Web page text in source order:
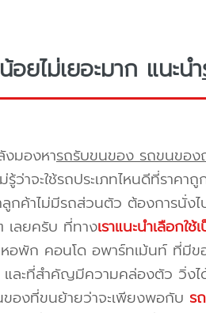
ยไม่เยอะมาก แนะนำ
งมองหารถรับขนของ รถขนขอ
รู้ว่าจะใช้รถประเภทไหนดีที่ราค
กค้าไม่มีรถส่วนตัว ต้องการนั่งไ
เลยครับ ที่ทางเราแนะนำเลือกใช้
พัก คอนโด อพาร์ทเม้นท์ ที่มีขอ
ละที่สำคัญมีความคล่องตัว วิ่ง
ของที่ขนย้ายว่าจะเพียงพอกับ ร